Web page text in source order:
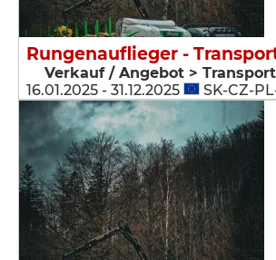
Rungenauflieger -
Verkauf / Angebot >
16.01.2025 - 31.12.2025
SK-CZ-